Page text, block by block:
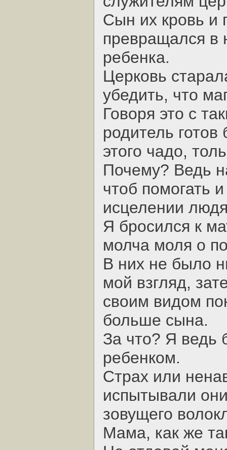
Сын их кровь и
превращался в
ребенка.
Церковь
убедить, что
Говоря это с
родитель
этого чадо,
Почему? Ведь
чтоб помогать
исцелении
Я бросился к
молча моля о
В них не было
мой взгляд,
своим видом
больше сына.
За что? Я ведь
ребенком.
Страх или
испытывали
зовущего
Мама, как же